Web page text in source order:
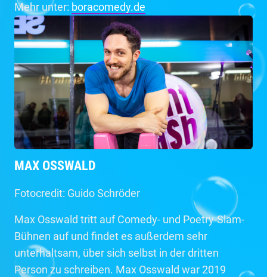
Mehr unter: boracomedy.de
MAX OSSWALD
Fotocredit: Guido Schröder
Max Osswald tritt auf Comedy- und Poetry-Slam-
Bühnen auf und findet es außerdem sehr
unterhaltsam, über sich selbst in der dritten
Person zu schreiben. Max Osswald war 2019